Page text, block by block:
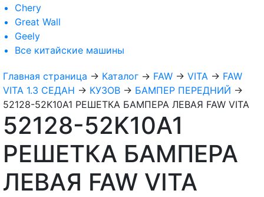
Chery
Great Wall
Geely
Все китайские машины
Главная страница → Каталог → FAW → VITA → FAW
VITA 1.3 СЕДАН → КУЗОВ → БАМПЕР ПЕРЕДНИЙ →
52128-52K10A1 РЕШЕТКА БАМПЕРА ЛЕВАЯ FAW VITA
52128-52K10A1
РЕШЕТКА БАМПЕРА
ЛЕВАЯ FAW VITA